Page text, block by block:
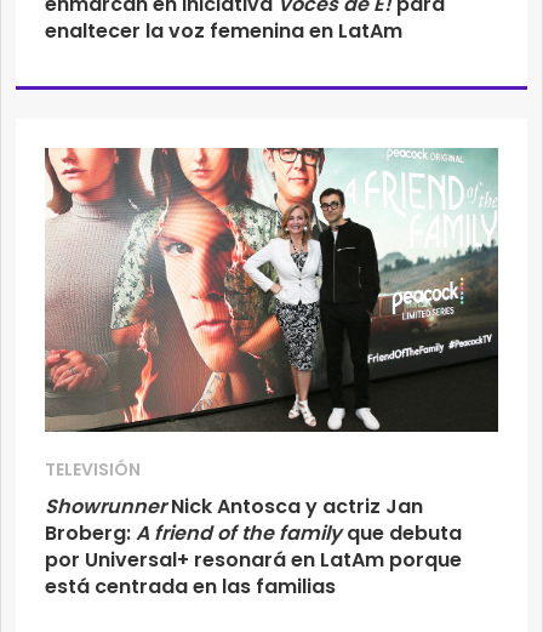
enaltecer la voz femenina en LatAm
TELEVISIÓN
ShowrunnerNick Antosca y actriz Jan
Broberg:A friend of the familyque debuta
por Universal+ resonará en LatAm porque
está centrada en las familias